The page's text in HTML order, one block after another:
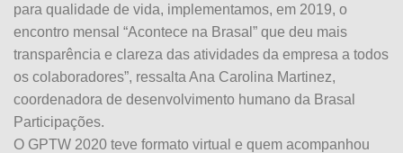
para qualidade de vida, implementamos, em 2019, o
encontro mensal “Acontece na Brasal” que deu mais
transparência e clareza das atividades da empresa a todos
os colaboradores”, ressalta Ana Carolina Martinez,
coordenadora de desenvolvimento humano da Brasal
Participações.
O GPTW 2020 teve formato virtual e quem acompanhou